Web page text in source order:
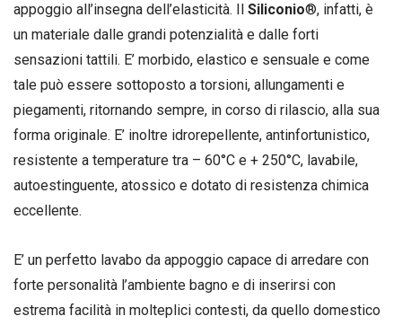
appoggio all’insegna dell’elasticità. Il Siliconio®, infatti, è
un materiale dalle grandi potenzialità e dalle forti
sensazioni tattili. E’ morbido, elastico e sensuale e come
tale può essere sottoposto a torsioni, allungamenti e
piegamenti, ritornando sempre, in corso di rilascio, alla sua
forma originale. E’ inoltre idrorepellente, antinfortunistico,
resistente a temperature tra – 60°C e + 250°C, lavabile,
autoestinguente, atossico e dotato di resistenza chimica
eccellente.
E’ un perfetto lavabo da appoggio capace di arredare con
forte personalità l’ambiente bagno e di inserirsi con
estrema facilità in molteplici contesti, da quello domestico